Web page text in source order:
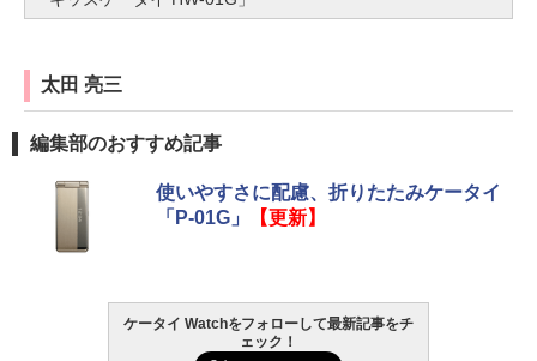
太田 亮三
編集部のおすすめ記事
使いやすさに配慮、折りたたみケータイ
「P-01G」
【更新】
ケータイ Watchをフォローして最新記事をチ
ェック！